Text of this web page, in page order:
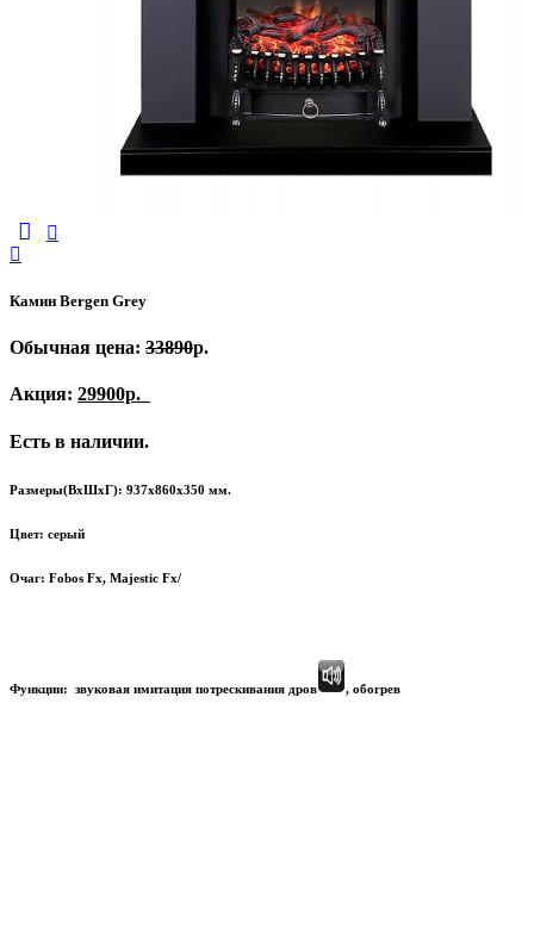
Камин Bergen Grey
Обычная цена: 33890р.
Акция: 29900р.
Есть в наличии.
Размеры(ВхШхГ): 937х860х350 мм.
Цвет: серый
Очаг: Fobos Fx, Majestic Fx/
Функции: звуковая имитация потрескивания дров , обогрев